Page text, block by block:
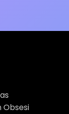
Obsesi